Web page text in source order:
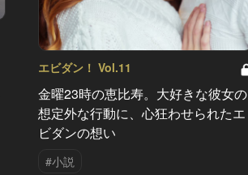
エビダン！ Vol.11
金曜23時の恵比寿。大好きな彼女の
想定外な行動に、心狂わせられたエ
ビダンの想い
#小説